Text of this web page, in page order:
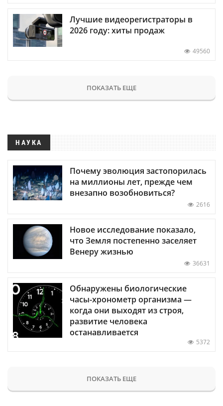
Лучшие видеорегистраторы в
2026 году: хиты продаж
49560
ПОКАЗАТЬ ЕЩЕ
НАУКА
Почему эволюция застопорилась
на миллионы лет, прежде чем
внезапно возобновиться?
2616
Новое исследование показало,
что Земля постепенно заселяет
Венеру жизнью
36631
Обнаружены биологические
часы-хронометр организма —
когда они выходят из строя,
развитие человека
останавливается
5372
ПОКАЗАТЬ ЕЩЕ